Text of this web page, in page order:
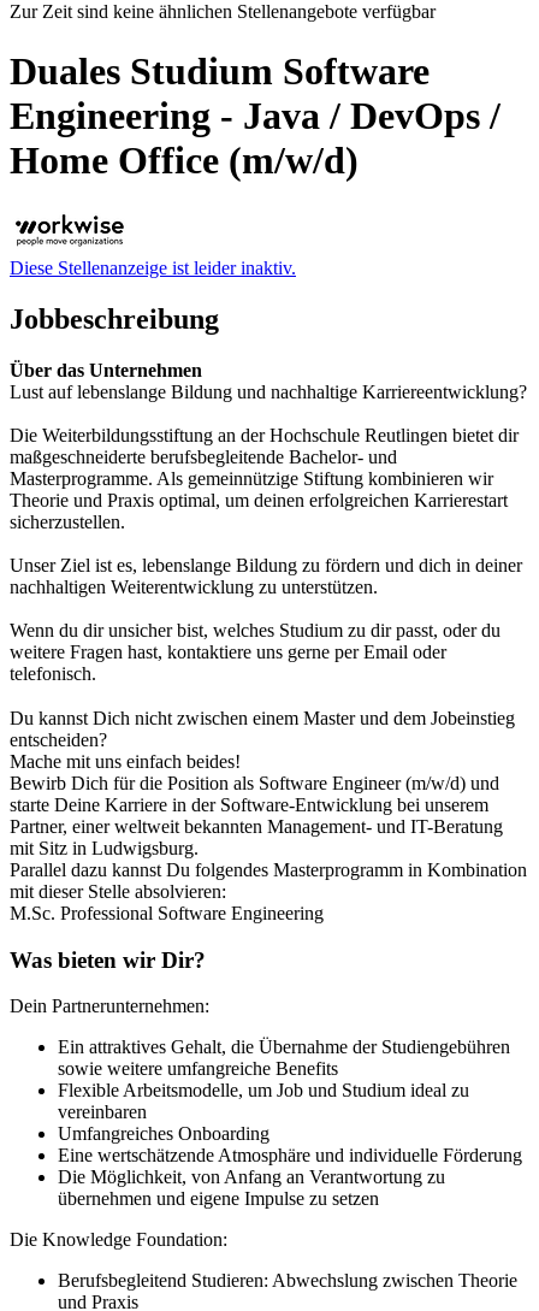
Zur Zeit sind keine ähnlichen Stellenangebote verfügbar
Duales Studium Software
Engineering - Java / DevOps /
Home Office (m/w/d)
Diese Stellenanzeige ist leider inaktiv.
Jobbeschreibung
Über das Unternehmen
Lust auf lebenslange Bildung und nachhaltige Karriereentwicklung?
Die Weiterbildungsstiftung an der Hochschule Reutlingen bietet dir
maßgeschneiderte berufsbegleitende Bachelor- und
Masterprogramme. Als gemeinnützige Stiftung kombinieren wir
Theorie und Praxis optimal, um deinen erfolgreichen Karrierestart
sicherzustellen.
Unser Ziel ist es, lebenslange Bildung zu fördern und dich in deiner
nachhaltigen Weiterentwicklung zu unterstützen.
Wenn du dir unsicher bist, welches Studium zu dir passt, oder du
weitere Fragen hast, kontaktiere uns gerne per Email oder
telefonisch.
Du kannst Dich nicht zwischen einem Master und dem Jobeinstieg
entscheiden?
Mache mit uns einfach beides!
Bewirb Dich für die Position als Software Engineer (m/w/d) und
starte Deine Karriere in der Software-Entwicklung bei unserem
Partner, einer weltweit bekannten Management- und IT-Beratung
mit Sitz in Ludwigsburg.
Parallel dazu kannst Du folgendes Masterprogramm in Kombination
mit dieser Stelle absolvieren:
M.Sc. Professional Software Engineering
Was bieten wir Dir?
Dein Partnerunternehmen:
Ein attraktives Gehalt, die Übernahme der Studiengebühren
sowie weitere umfangreiche Benefits
Flexible Arbeitsmodelle, um Job und Studium ideal zu
vereinbaren
Umfangreiches Onboarding
Eine wertschätzende Atmosphäre und individuelle Förderung
Die Möglichkeit, von Anfang an Verantwortung zu
übernehmen und eigene Impulse zu setzen
Die Knowledge Foundation:
Berufsbegleitend Studieren: Abwechslung zwischen Theorie
und Praxis